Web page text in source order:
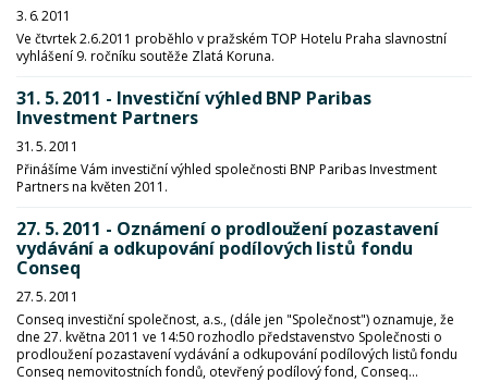
3. 6. 2011
Ve čtvrtek 2.6.2011 proběhlo v pražském TOP Hotelu Praha slavnostní
vyhlášení 9. ročníku soutěže Zlatá Koruna.
31. 5. 2011 - Investiční výhled BNP Paribas
Investment Partners
31. 5. 2011
Přinášíme Vám investiční výhled společnosti BNP Paribas Investment
Partners na květen 2011.
27. 5. 2011 - Oznámení o prodloužení pozastavení
vydávání a odkupování podílových listů fondu
Conseq
27. 5. 2011
Conseq investiční společnost, a.s., (dále jen "Společnost") oznamuje, že
dne 27. května 2011 ve 14:50 rozhodlo představenstvo Společnosti o
prodloužení pozastavení vydávání a odkupování podílových listů fondu
Conseq nemovitostních fondů, otevřený podílový fond, Conseq...